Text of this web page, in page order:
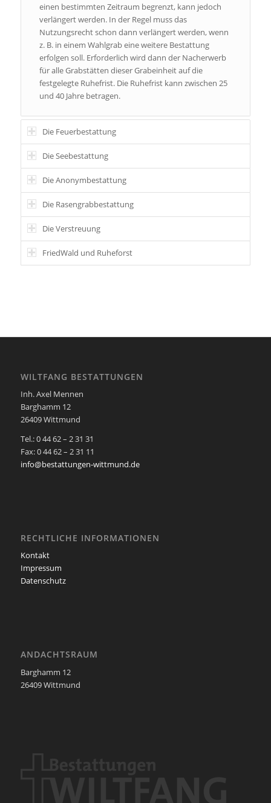
einen bestimmten Zeitraum begrenzt, kann jedoch
verlängert werden. In der Regel muss das
Nutzungsrecht schon dann verlängert werden, wenn
z. B. in einem Wahlgrab eine weitere Bestattung
erfolgen soll. Erforderlich wird dann der Nacherwerb
für alle Grabstätten dieser Grabeinheit auf die
festgelegte Ruhefrist. Die Ruhefrist kann zwischen 25
und 40 Jahre betragen.
Die Feuerbestattung
Die Seebestattung
Die Anonymbestattung
Die Rasengrabbestattung
Die Verstreuung
FriedWald und Ruheforst
WILTFANG BESTATTUNGEN
Inh. Axel Mennen
Barghamm 12
26409 Wittmund
Tel.: 0 44 62 – 2 31 31
Fax: 0 44 62 – 2 31 11
info@bestattungen-wittmund.de
RECHTLICHE INFORMATIONEN
Kontakt
Impressum
Datenschutz
ANDACHTSRAUM
Barghamm 12
26409 Wittmund